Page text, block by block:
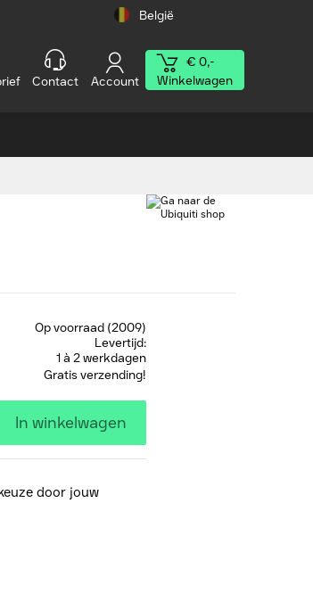
België
Contact Account
€ 0,-
Winkelwagen
Op voorraad (2009)
Levertijd:
1 à 2 werkdagen
Gratis verzending!
In winkelwagen
door jouw